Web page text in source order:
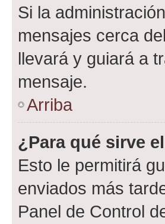
Si la
mensajes cerca
llevará y guiará a
mensaje.
Arriba
¿Para qué sirve
Esto le permitirá
enviados más
Panel de Control